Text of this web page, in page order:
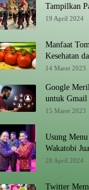
Tampilkan
Kansoda’a
19 April 2024
Manfaat
Kesehatan
14 Maret 2023
Google
untuk Gmail
15 Maret 2023
Usung Menu
Wakatobi
Memasak
28 April 2024
Twitter